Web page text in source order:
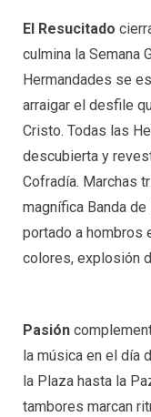
El Resucitado
culmina la Semana
Hermandades se
arraigar el desfile
Cristo. Todas las
descubierta y
Cofradía. Marchas
magnífica Banda
portado a hombros
colores, explosión
Pasión
la música en el día
la Plaza hasta la
tambores marcan